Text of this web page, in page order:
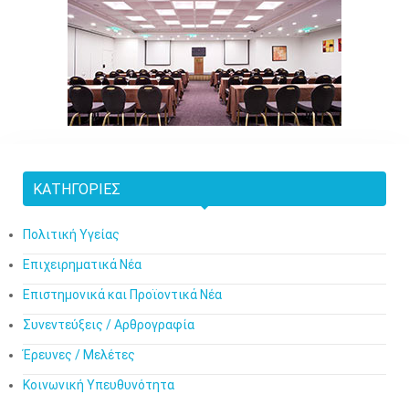
ΚΑΤΗΓΟΡΊΕΣ
Πολιτική Υγείας
Επιχειρηματικά Νέα
Επιστημονικά και Προϊοντικά Νέα
Συνεντεύξεις / Αρθρογραφία
Έρευνες / Μελέτες
Κοινωνική Υπευθυνότητα